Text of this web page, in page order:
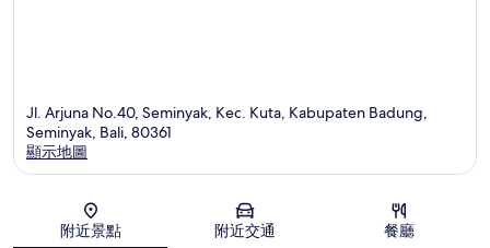
Jl. Arjuna No.40, Seminyak, Kec. Kuta, Kabupaten Badung,
Seminyak, Bali, 80361
顯示地圖
附近景點 附近交通 餐廳